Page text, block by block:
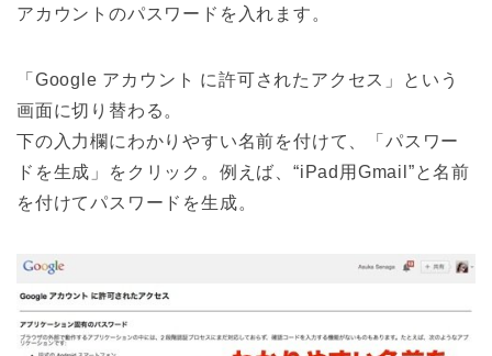
アカウントのパスワードを入れます。
「Google アカウント に許可されたアクセス」という
画面に切り替わる。
下の入力欄にわかりやすい名前を付けて、「パスワー
ドを生成」をクリック。例えば、“iPad用Gmail”と名前
を付けてパスワードを生成。